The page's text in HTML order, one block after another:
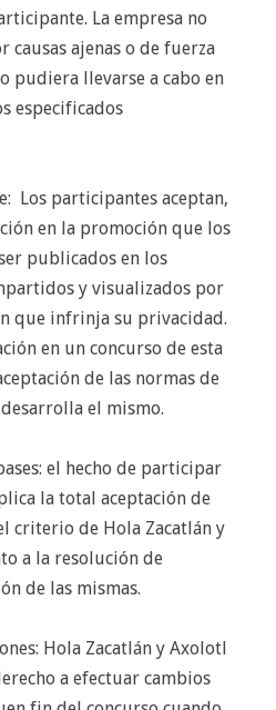
La empresa no
causas ajenas o de fuerza
pudiera llevarse a cabo en
especificados
Los participantes aceptan,
en la promoción que los
publicados en los
y visualizados por
que infrinja su privacidad.
en un concurso de esta
de las normas de
el mismo.
el hecho de participar
la total aceptación de
criterio de Hola Zacatlán y
a la resolución de
de las mismas.
Hola Zacatlán y Axolotl
a efectuar cambios